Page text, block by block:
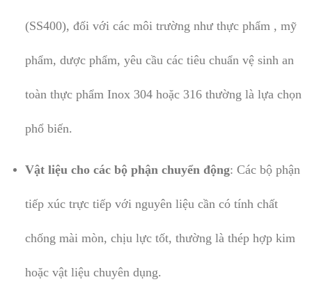
(SS400), đối với các môi trường như thực phẩm , mỹ
phẩm, dược phẩm, yêu cầu các tiêu chuẩn vệ sinh an
toàn thực phẩm Inox 304 hoặc 316 thường là lựa chọn
phổ biến.
Vật liệu cho các bộ phận chuyển động: Các bộ phận
tiếp xúc trực tiếp với nguyên liệu cần có tính chất
chống mài mòn, chịu lực tốt, thường là thép hợp kim
hoặc vật liệu chuyên dụng.